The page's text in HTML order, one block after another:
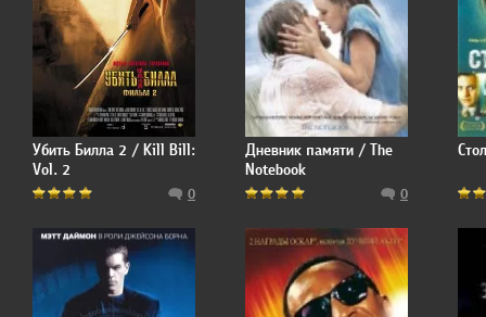
Убить Билла 2 / Kill Bill:
Vol. 2
0
Дневник памяти / The
Notebook
0